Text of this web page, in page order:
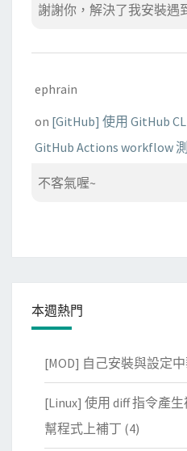
謝謝你，解決了我安裝遇
ephrain
on [GitHub] 使用 GitHub
GitHub Actions workflow
不客氣喔~
本週熱門
[MOD] 自己安裝與設定
[Linux] 使用 diff 指令產
幫程式上補丁 (4)